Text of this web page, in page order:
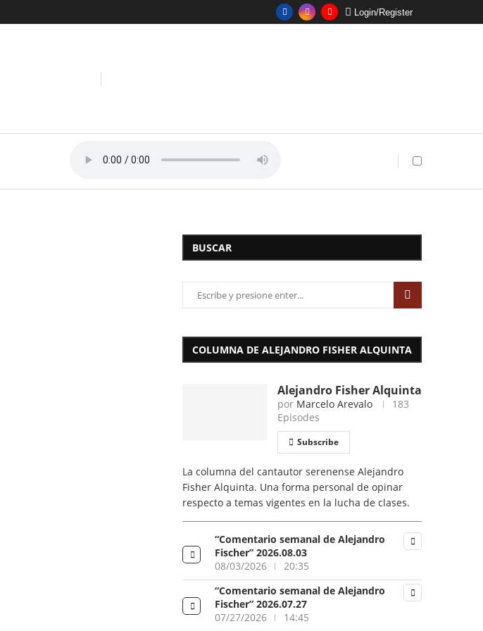
Login/Register
BUSCAR
COLUMNA DE ALEJANDRO FISHER ALQUINTA
Alejandro Fisher Alquinta
por Marcelo Arevalo
183
Episodes
Subscribe
La columna del cantautor serenense Alejandro
Fisher Alquinta. Una forma personal de opinar
respecto a temas vigentes en la lucha de clases.
“Comentario semanal de Alejandro
Fischer” 2026.08.03
08/03/2026
20:35
“Comentario semanal de Alejandro
Fischer” 2026.07.27
07/27/2026
14:45